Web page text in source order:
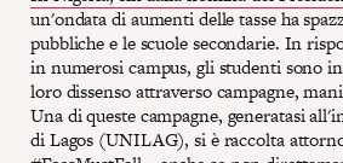
un'ondata di aumenti delle tasse ha
pubbliche e le scuole secondarie. In
in numerosi campus, gli studenti sono
loro dissenso attraverso campagne,
Una di queste campagne, generatasi
di Lagos (UNILAG), si è raccolta